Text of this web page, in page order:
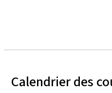
Calendrier des